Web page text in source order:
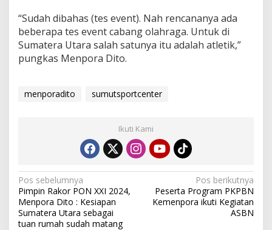
“Sudah dibahas (tes event). Nah rencananya ada
beberapa tes event cabang olahraga. Untuk di
Sumatera Utara salah satunya itu adalah atletik,”
pungkas Menpora Dito.
menporadito sumutsportcenter
Ikuti Kami
Navigasi
pos
Pos sebelumnya
Pimpin Rakor PON XXI 2024,
Menpora Dito : Kesiapan
Sumatera Utara sebagai
tuan rumah sudah matang
Pos berikutnya
Peserta Program PKPBN
Kemenpora ikuti Kegiatan
ASBN